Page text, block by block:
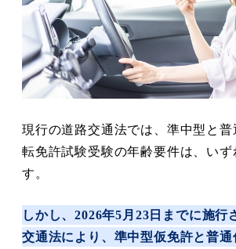
現行の道路交通法では、準中型と
転免許試験受験の年齢要件は、い
す。
しかし、2026年5月23日までに施行
交通法により、準中型仮免許と普